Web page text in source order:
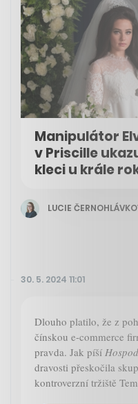
Manipulátor
v Priscille
kleci u krále
LUCIE
30. 5. 2024 11:01
Dlouho platilo, že z
čínskou e-commerce
pravda. Jak píší
dravosti přeskočila
kontroverzní tržiště